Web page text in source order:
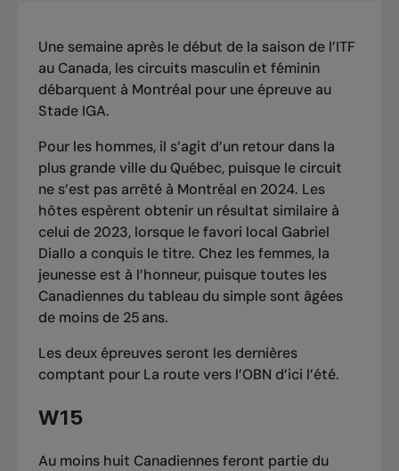
Une semaine après le début de la saison de l’ITF
au Canada, les circuits masculin et féminin
débarquent à Montréal pour une épreuve au
Stade IGA.
Pour les hommes, il s’agit d’un retour dans la
plus grande ville du Québec, puisque le circuit
ne s’est pas arrêté à Montréal en 2024. Les
hôtes espèrent obtenir un résultat similaire à
celui de 2023, lorsque le favori local Gabriel
Diallo a conquis le titre. Chez les femmes, la
jeunesse est à l’honneur, puisque toutes les
Canadiennes du tableau du simple sont âgées
de moins de 25 ans.
Les deux épreuves seront les dernières
comptant pour La route vers l’OBN d’ici l’été.
W15
Au moins huit Canadiennes feront partie du